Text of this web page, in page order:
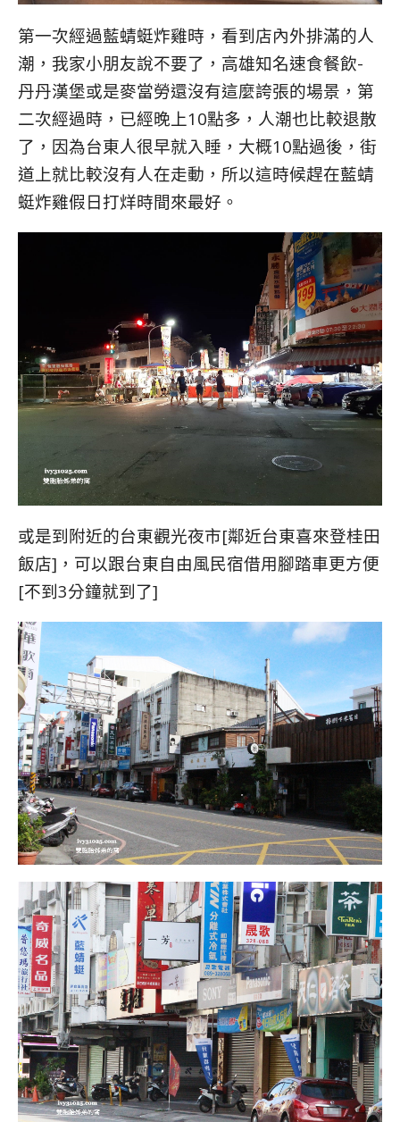
第一次經過藍蜻蜓炸雞時，看到店內外排滿的人
潮，我家小朋友說不要了，高雄知名速食餐飲-
丹丹漢堡或是麥當勞還沒有這麼誇張的場景，第
二次經過時，已經晚上10點多，人潮也比較退散
了，因為台東人很早就入睡，大概10點過後，街
道上就比較沒有人在走動，所以這時候趕在藍蜻
蜓炸雞假日打烊時間來最好。
或是到附近的台東觀光夜市[鄰近台東喜來登桂田
飯店]，可以跟台東自由風民宿借用腳踏車更方便
[不到3分鐘就到了]